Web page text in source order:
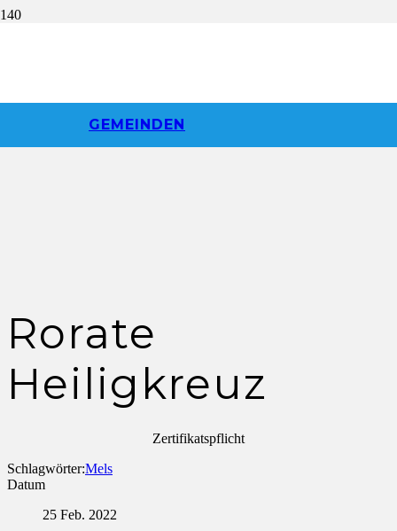
GEMEINDEN
Rorate
Heiligkreuz
Zertifikatspflicht
Schlagwörter:Mels
Datum
25 Feb. 2022